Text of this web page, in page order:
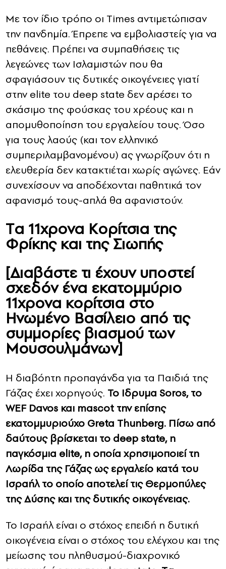
Mε τον ίδιο τρόπο οι Τimes αντιμετώπισαν
την πανδημία. Έπρεπε να εμβολιαστείς για να
πεθάνεις. Πρέπει να συμπαθήσεις τις
λεγεώνες των Ισλαμιστών που θα
σφαγιάσουν τις δυτικές οικογένειες γιατί
στην elite του deep state δεν αρέσει το
σκάσιμο της φούσκας του χρέους και η
απομυθοποίηση του εργαλείου τους. Όσο
για τους λαούς (και τον ελληνικό
συμπεριλαμβανομένου) ας γνωρίζουν ότι η
ελευθερία δεν κατακτιέται χωρίς αγώνες. Εάν
συνεχίσουν να αποδέχονται παθητικά τον
αφανισμό τους-απλά θα αφανιστούν.
Tα 11χρονα Kορίτσια της
Φρίκης και της Σιωπής
[Διαβάστε τι έχουν υποστεί
σχεδόν ένα εκατομμύριο
11χρονα κορίτσια στο
Ηνωμένο Βασίλειο από τις
συμμορίες βιασμού των
Μουσουλμάνων]
Η διαβόητη προπαγάνδα για τα Παιδιά της
Γάζας έχει χορηγούς. Το Ιδρυμα Soros, τo
WEF Davos και mascot την επίσης
εκατομμυριούχο Greta Thunberg. Πίσω από
δαύτους βρίσκεται το deep state, η
παγκόσμια elite, η οποία χρησιμοποιεί τη
Λωρίδα της Γάζας ως εργαλείο κατά του
Ισραήλ το οποίο αποτελεί τις Θερμοπύλες
της Δύσης και της δυτικής οικογένειας.
Το Ισραήλ είναι ο στόχος επειδή η δυτική
οικογένεια είναι ο στόχος του ελέγχου και της
μείωσης του πληθυσμού-διαχρονικό